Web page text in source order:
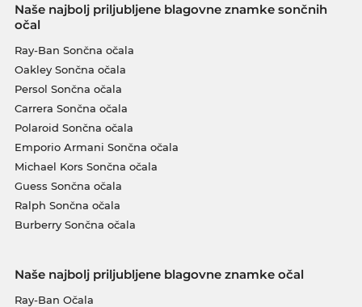
Naše najbolj priljubljene blagovne znamke sončnih
očal
Ray-Ban Sončna očala
Oakley Sončna očala
Persol Sončna očala
Carrera Sončna očala
Polaroid Sončna očala
Emporio Armani Sončna očala
Michael Kors Sončna očala
Guess Sončna očala
Ralph Sončna očala
Burberry Sončna očala
Naše najbolj priljubljene blagovne znamke očal
Ray-Ban Očala